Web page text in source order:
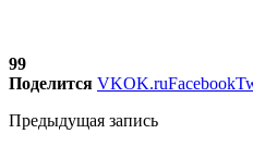
99
Поделится VKOK.ruFacebook
Предыдущая запись